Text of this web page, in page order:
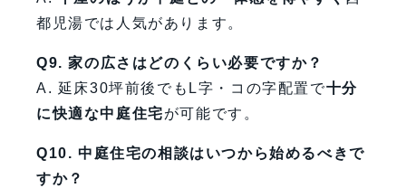
都児湯では人気があります。
Q9. 家の広さはどのくらい必要ですか？
A. 延床30坪前後でもL字・コの字配置で十分
に快適な中庭住宅が可能です。
Q10. 中庭住宅の相談はいつから始めるべきで
すか？